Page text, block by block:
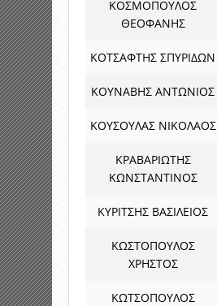
ΚΟΣΜΟΠΟΥΛΟΣ
ΘΕΟΦΑΝΗΣ
ΚΟΤΣΑΦΤΗΣ ΣΠΥΡΙΔΩΝ
ΚΟΥΝΑΒΗΣ ΑΝΤΩΝΙΟΣ
ΚΟΥΣΟΥΛΑΣ ΝΙΚΟΛΑΟΣ
ΚΡΑΒΑΡΙΩΤΗΣ
ΚΩΝΣΤΑΝΤΙΝΟΣ
ΚΥΡΙΤΣΗΣ ΒΑΣΙΛΕΙΟΣ
ΚΩΣΤΟΠΟΥΛΟΣ
ΧΡΗΣΤΟΣ
ΚΩΤΣΟΠΟΥΛΟΣ